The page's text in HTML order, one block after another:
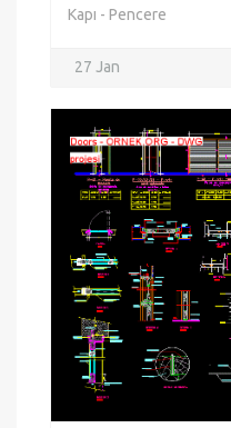
Kapı - Pencere
27 Jan